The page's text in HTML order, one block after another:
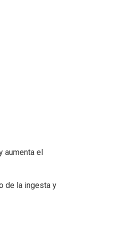
aumenta el
de la ingesta y